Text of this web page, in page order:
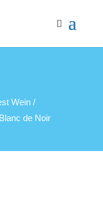
Wein/
de Noir